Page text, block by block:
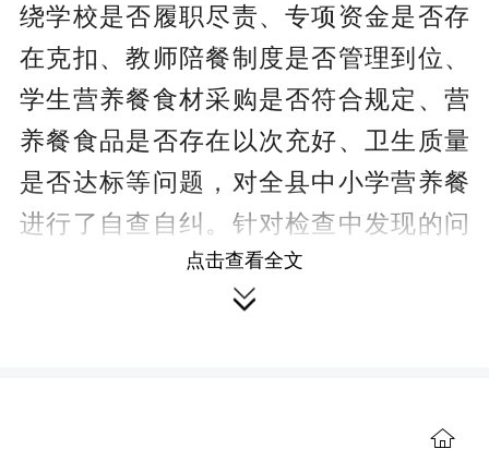
绕学校是否履职尽责、专项资金是否存
在克扣、教师陪餐制度是否管理到位、
学生营养餐食材采购是否符合规定、营
养餐食品是否存在以次充好、卫生质量
是否达标等问题，对全县中小学营养餐
进行了自查自纠。针对检查中发现的问
题，能现场整改的，当场反馈给相关学
校，责令立行立改。对不能现场整改
养餐专项资金被截留挪用和校园食品安
点击查看全文
